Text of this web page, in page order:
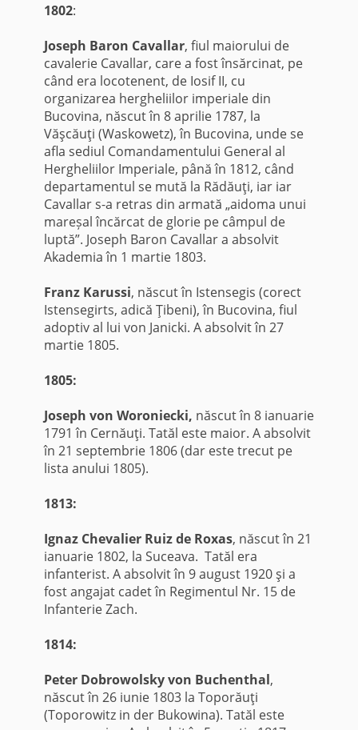
1802:
Joseph Baron Cavallar, fiul maiorului de
cavalerie Cavallar, care a fost însărcinat, pe
când era locotenent, de Iosif II, cu
organizarea hergheliilor imperiale din
Bucovina, născut în 8 aprilie 1787, la
Văşcăuţi (Waskowetz), în Bucovina, unde se
afla sediul Comandamentului General al
Hergheliilor Imperiale, până în 1812, când
departamentul se mută la Rădăuţi, iar iar
Cavallar s-a retras din armată „aidoma unui
mareșal încărcat de glorie pe câmpul de
luptă”. Joseph Baron Cavallar a absolvit
Akademia în 1 martie 1803.
Franz Karussi, născut în Istensegis (corect
Istensegirts, adică Ţibeni), în Bucovina, fiul
adoptiv al lui von Janicki. A absolvit în 27
martie 1805.
1805:
Joseph von Woroniecki, născut în 8 ianuarie
1791 în Cernăuţi. Tatăl este maior. A absolvit
în 21 septembrie 1806 (dar este trecut pe
lista anului 1805).
1813:
Ignaz Chevalier Ruiz de Roxas, născut în 21
ianuarie 1802, la Suceava. Tatăl era
infanterist. A absolvit în 9 august 1920 şi a
fost angajat cadet în Regimentul Nr. 15 de
Infanterie Zach.
1814:
Peter Dobrowolsky von Buchenthal,
născut în 26 iunie 1803 la Toporăuţi
(Toporowitz in der Bukowina). Tatăl este